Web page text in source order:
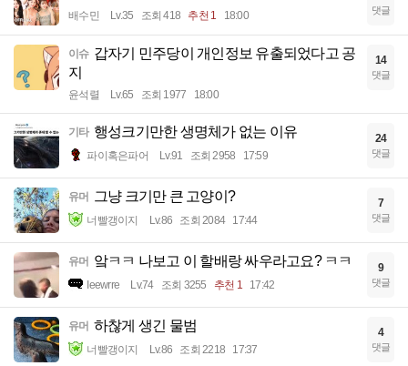
배수민 Lv.35 조회 418 추천 1 18:00 댓글
이슈 갑자기 민주당이 개인정보 유출되었다고 공
지
윤석렬 Lv.65 조회 1977 18:00
14
댓글
기타 행성크기만한 생명체가 없는 이유
파이혹은파어 Lv.91 조회 2958 17:59
24
댓글
유머 그냥 크기만 큰 고양이?
너빨갱이지 Lv.86 조회 2084 17:44
7
댓글
유머 앜ㅋㅋ 나보고 이 할배랑 싸우라고요? ㅋㅋ
Ieewrre Lv.74 조회 3255 추천 1 17:42
9
댓글
유머 하찮게 생긴 물범
너빨갱이지 Lv.86 조회 2218 17:37
4
댓글